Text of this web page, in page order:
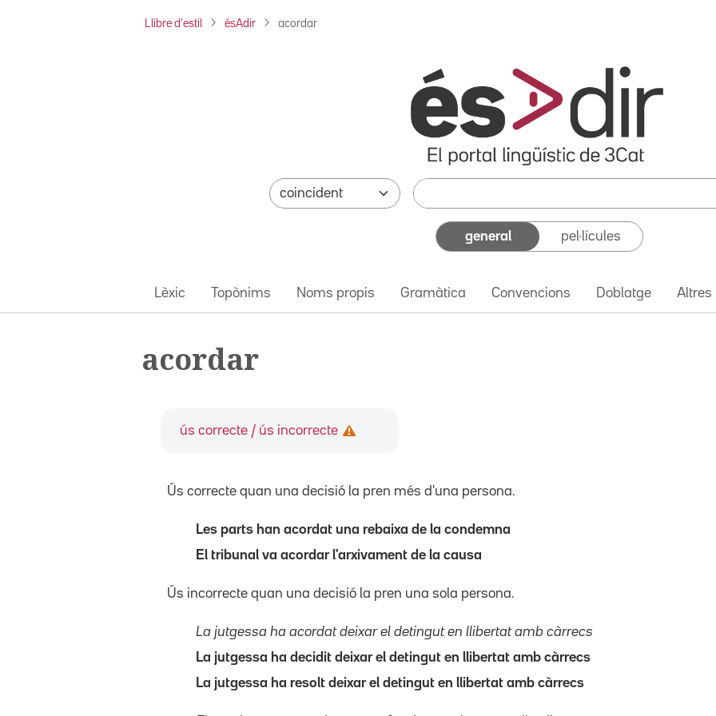
Llibre d'estil ésAdir acordar
general pel·lícules
Lèxic Topònims Noms propis Gramàtica Convencions Doblatge Altres
acordar
ús correcte / ús incorrecte
Ús correcte quan una decisió la pren més d'una persona.
Les parts han acordat una rebaixa de la condemna
El tribunal va acordar l'arxivament de la causa
Ús incorrecte quan una decisió la pren una sola persona.
La jutgessa ha acordat deixar el detingut en llibertat amb càrrecs
La jutgessa ha decidit deixar el detingut en llibertat amb càrrecs
La jutgessa ha resolt deixar el detingut en llibertat amb càrrecs